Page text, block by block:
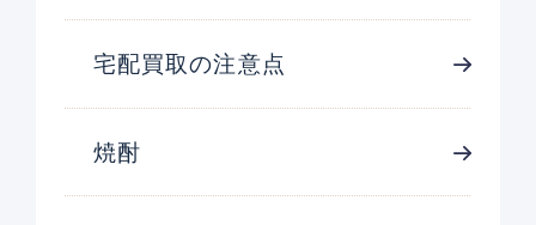
宅配買取の注意点
焼酎